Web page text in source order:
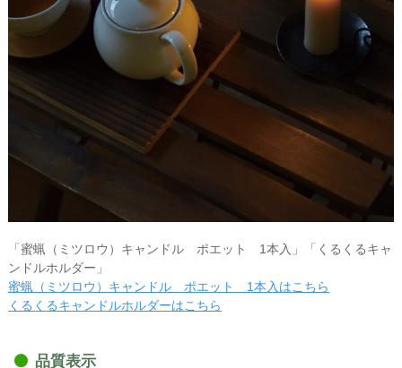
「蜜蝋（ミツロウ）キャンドル ポエット 1本入」「くるくるキャ
ンドルホルダー」
蜜蝋（ミツロウ）キャンドル ポエット 1本入はこちら
くるくるキャンドルホルダーはこちら
品質表示